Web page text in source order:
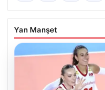
Yan Manşet